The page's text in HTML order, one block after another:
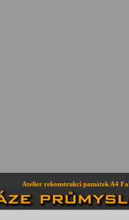
Atelier rekonstrukcí památek A4